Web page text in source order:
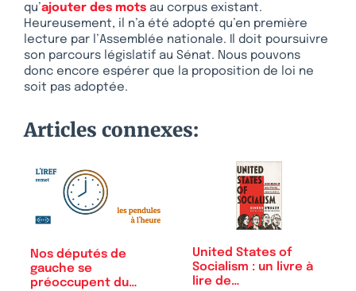
qu’ajouter des mots au corpus existant.
Heureusement, il n’a été adopté qu’en première
lecture par l’Assemblée nationale. Il doit poursuivre
son parcours législatif au Sénat. Nous pouvons
donc encore espérer que la proposition de loi ne
soit pas adoptée.
Articles connexes:
Nos députés de
gauche se
préoccupent du
United States of
Socialism : un livre à
lire de…